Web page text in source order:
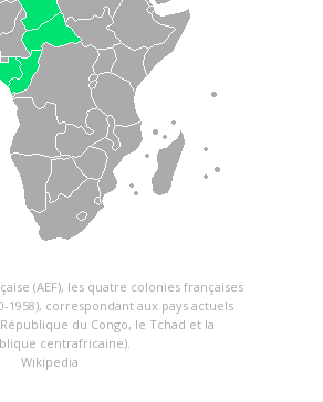
(AEF), les quatre colonies françaises
1958), correspondant aux pays actuels
du Congo, le Tchad et la
centrafricaine).
Wikipedia